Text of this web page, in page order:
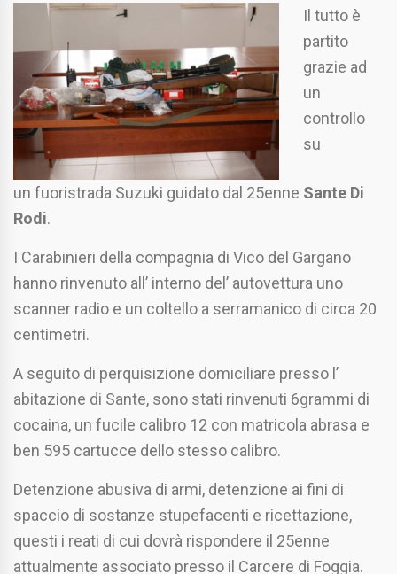
Il tutto è
partito
grazie ad
un
controllo
su
un fuoristrada Suzuki guidato dal 25enne Sante Di
Rodi.
I Carabinieri della compagnia di Vico del Gargano
hanno rinvenuto all’ interno del’ autovettura uno
scanner radio e un coltello a serramanico di circa 20
centimetri.
A seguito di perquisizione domiciliare presso l’
abitazione di Sante, sono stati rinvenuti 6grammi di
cocaina, un fucile calibro 12 con matricola abrasa e
ben 595 cartucce dello stesso calibro.
Detenzione abusiva di armi, detenzione ai fini di
spaccio di sostanze stupefacenti e ricettazione,
questi i reati di cui dovrà rispondere il 25enne
attualmente associato presso il Carcere di Foggia.